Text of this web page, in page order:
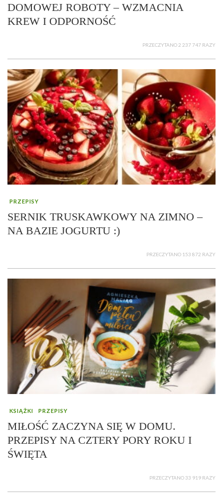
DOMOWEJ ROBOTY – WZMACNIA
KREW I ODPORNOŚĆ
PRZECZYTANO 2 237 747 RAZY
PRZEPISY
SERNIK TRUSKAWKOWY NA ZIMNO –
NA BAZIE JOGURTU :)
PRZECZYTANO 153 872 RAZY
KSIĄŻKI PRZEPISY
MIŁOŚĆ ZACZYNA SIĘ W DOMU.
PRZEPISY NA CZTERY PORY ROKU I
ŚWIĘTA
PRZECZYTANO 33 919 RAZY